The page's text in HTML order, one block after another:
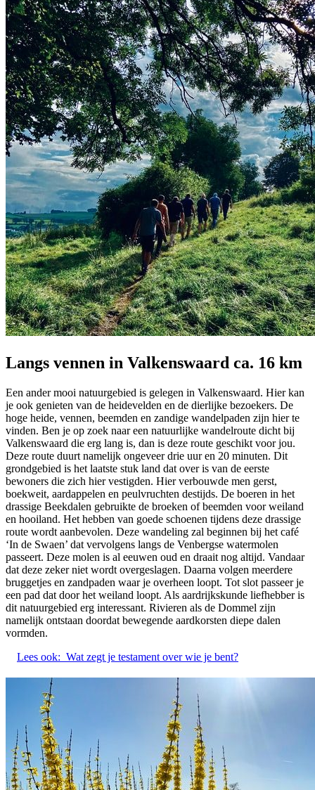
Langs vennen in Valkenswaard ca. 16 km
Een ander mooi natuurgebied is gelegen in Valkenswaard. Hier kan
je ook genieten van de heidevelden en de dierlijke bezoekers. De
hoge heide, vennen, beemden en zandige wandelpaden zijn hier te
vinden. Ben je op zoek naar een natuurlijke wandelroute dicht bij
Valkenswaard die erg lang is, dan is deze route geschikt voor jou.
Deze route duurt namelijk ongeveer drie uur en 20 minuten. Dit
grondgebied is het laatste stuk land dat over is van de eerste
bewoners die zich hier vestigden. Hier verbouwde men gerst,
boekweit, aardappelen en peulvruchten destijds. De boeren in het
drassige Beekdalen gebruikte de broeken of beemden voor weiland
en hooiland. Het hebben van goede schoenen tijdens deze drassige
route wordt aanbevolen. Deze wandeling zal beginnen bij het café
‘In de Swaen’ dat vervolgens langs de Venbergse watermolen
passeert. Deze molen is al eeuwen oud en draait nog altijd. Vandaar
dat deze zeker niet wordt overgeslagen. Daarna volgen meerdere
bruggetjes en zandpaden waar je overheen loopt. Tot slot passeer je
een pad dat door het weiland loopt. Als aardrijkskunde liefhebber is
dit natuurgebied erg interessant. Rivieren als de Dommel zijn
namelijk ontstaan doordat bewegende aardkorsten diepe dalen
vormden.
Lees ook: Wat zegt je testament over wie je bent?